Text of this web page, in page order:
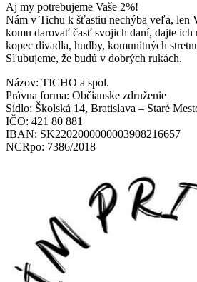
Aj my potrebujeme Vaše 2%!
Nám v Tichu k šťastiu nechýba veľa, len
komu darovať časť svojich daní, dajte ich
kopec divadla, hudby, komunitných
Sľubujeme, že budú v dobrých rukách.
Názov: TICHO a spol.
Právna forma: Občianske združenie
Sídlo: Školská 14, Bratislava – Staré
IČO: 421 80 881
IBAN: SK2202000000003908216657
NCRpo: 7386/2018